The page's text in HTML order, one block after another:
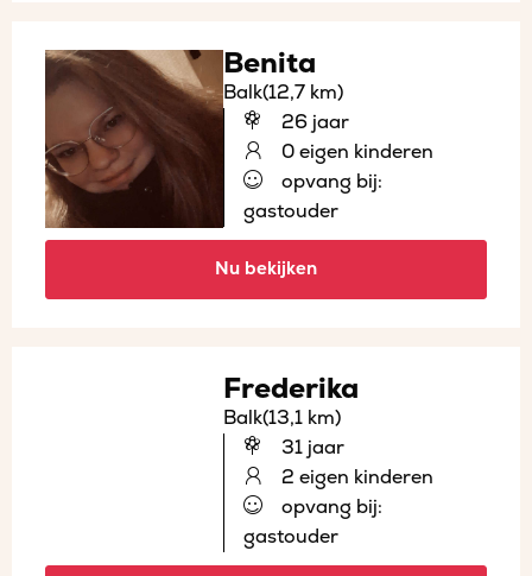
Benita
Balk(12,7 km)
26 jaar
0 eigen kinderen
opvang bij:
gastouder
Nu bekijken
Frederika
Balk(13,1 km)
31 jaar
2 eigen kinderen
opvang bij:
gastouder